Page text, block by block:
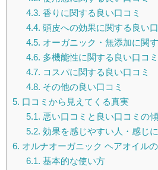
4.3. 香りに関する良い口コミ
4.4. 頭皮への効果に関する良い口
4.5. オーガニック・無添加に関
4.6. 多機能性に関する良い口コミ
4.7. コスパに関する良い口コミ
4.8. その他の良い口コミ
5. 口コミから見えてくる真実
5.1. 悪い口コミと良い口コミの
5.2. 効果を感じやすい人・感じ
6. オルナオーガニック ヘアオイル
6.1. 基本的な使い方